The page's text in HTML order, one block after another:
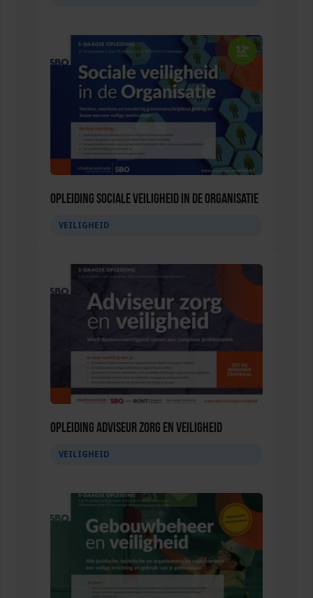
Opleiding Sociale Veiligheid in de Organisatie
VEILIGHEID
Opleiding Adviseur zorg en veiligheid
VEILIGHEID